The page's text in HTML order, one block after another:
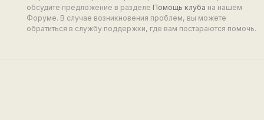
обсудите предложение в разделе Помощь клуба на нашем
Форуме. В случае возникновения проблем, вы можете
обратиться в службу поддержки, где вам постараются помочь.